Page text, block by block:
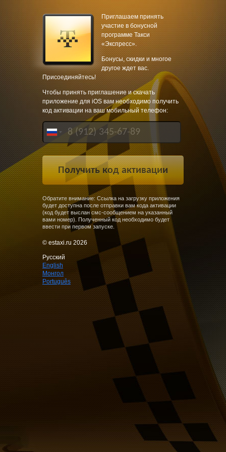
Приглашаем принять
участие в бонусной
программе Такси
«Экспресс».
Бонусы, скидки и многое
другое ждет вас.
Присоединяйтесь!
Чтобы принять приглашение и скачать
приложение для iOS вам необходимо получить
код активации на ваш мобильный телефон:
Обратите внимание: Ссылка на загрузку приложения
будет доступна после отправки вам кода активации
(код будет выслан смс-сообщением на указанный
вами номер). Полученный код необходимо будет
ввести при первом запуске.
© estaxi.ru 2026
Русский
English
Монгол
Português